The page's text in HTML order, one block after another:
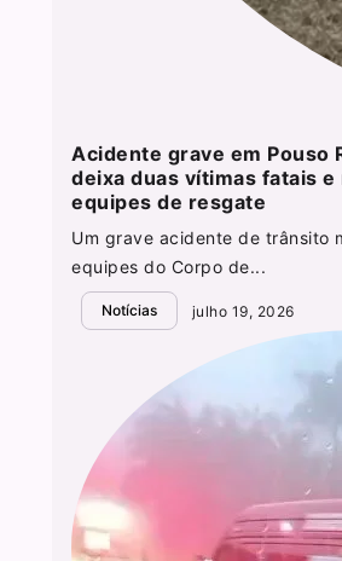
Acidente grave em Pouso
deixa duas vítimas fatais e
equipes de resgate
Um grave acidente de trânsito
equipes do Corpo de...
Notícias julho 19, 2026